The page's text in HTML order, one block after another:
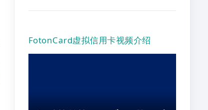
FotonCard虚拟信用卡视频介绍